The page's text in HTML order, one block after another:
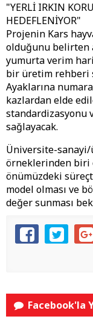
"YERLİ IRKIN
HEDEFLENİYOR"
Projenin Kars
olduğunu belirten
yumurta verim
bir üretim rehberi
Ayaklarına
kazlardan elde
standardizasyonu
sağlayacak.
Üniversite-
örneklerinden biri
önümüzdeki
model olması ve
değer sunması
Facebook'la